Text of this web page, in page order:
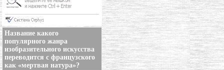
Название какого
популярного жанра
изобразительного искусства
переводится с французского
как «мертвая натура»?